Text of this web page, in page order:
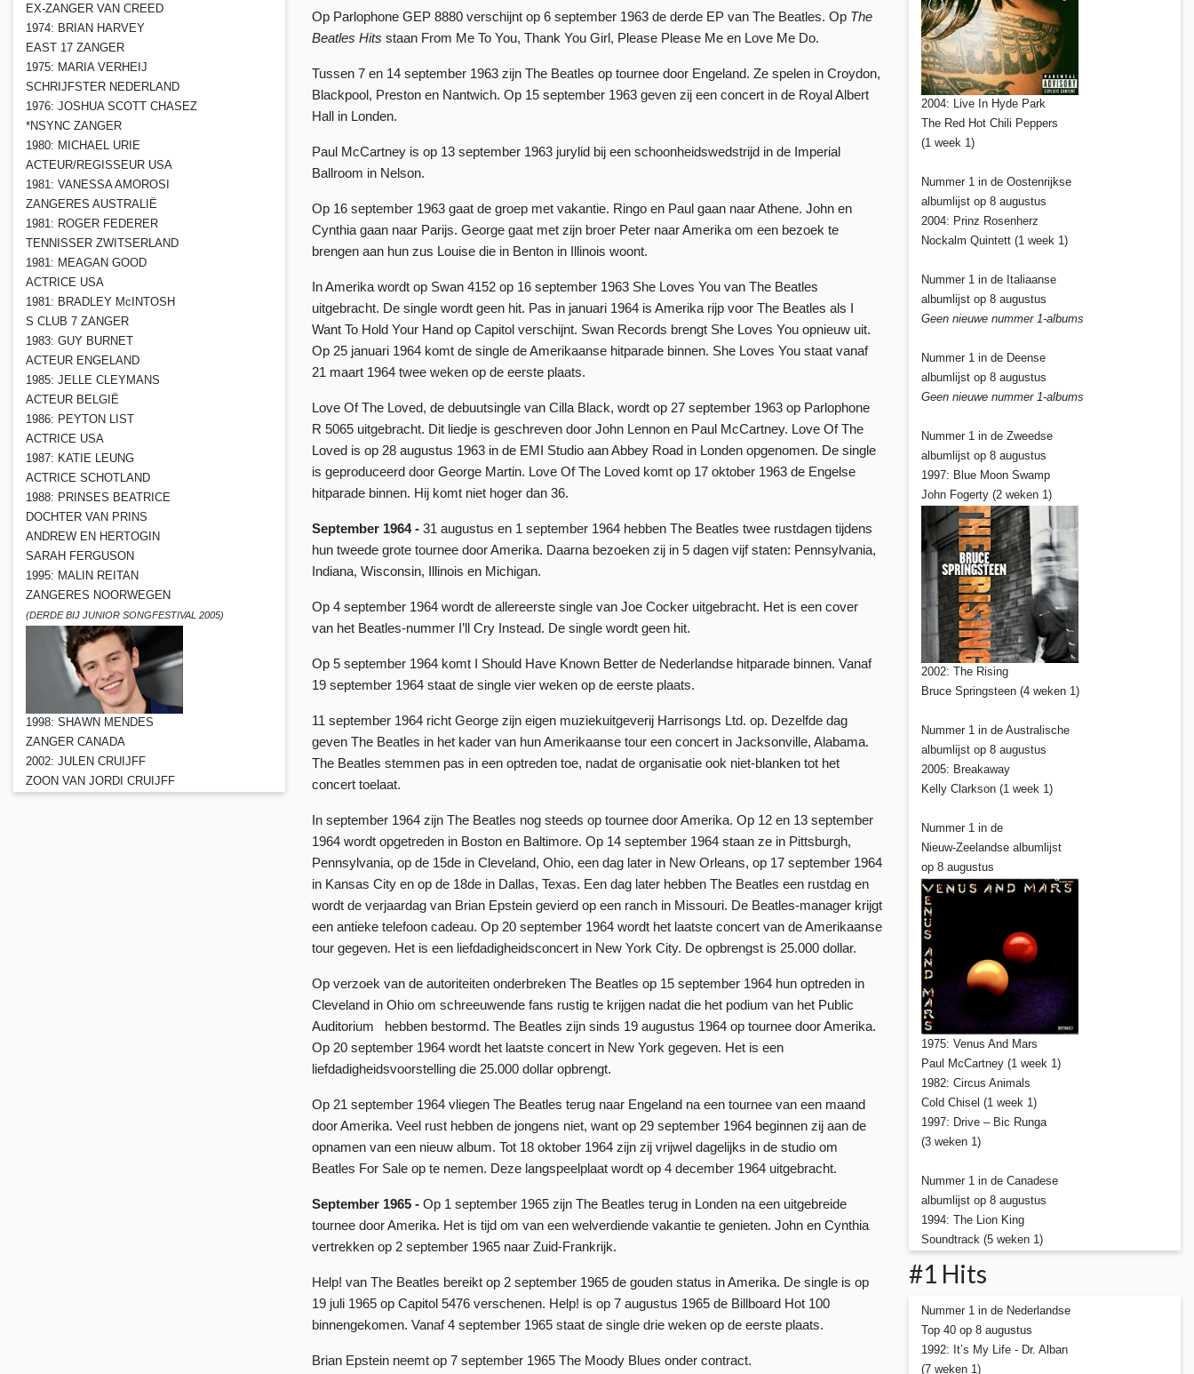
EX-ZANGER VAN CREED
1974: BRIAN HARVEY
EAST 17 ZANGER
1975: MARIA VERHEIJ
SCHRIJFSTER NEDERLAND
1976: JOSHUA SCOTT CHASEZ
*NSYNC ZANGER
1980: MICHAEL URIE
ACTEUR/REGISSEUR USA
1981: VANESSA AMOROSI
ZANGERES AUSTRALIË
1981: ROGER FEDERER
TENNISSER ZWITSERLAND
1981: MEAGAN GOOD
ACTRICE USA
1981: BRADLEY McINTOSH
S CLUB 7 ZANGER
1983: GUY BURNET
ACTEUR ENGELAND
1985: JELLE CLEYMANS
ACTEUR BELGIË
1986: PEYTON LIST
ACTRICE USA
1987: KATIE LEUNG
ACTRICE SCHOTLAND
1988: PRINSES BEATRICE
DOCHTER VAN PRINS
ANDREW EN HERTOGIN
SARAH FERGUSON
1995: MALIN REITAN
ZANGERES NOORWEGEN
(DERDE BIJ JUNIOR SONGFESTIVAL 2005)
1998: SHAWN MENDES
ZANGER CANADA
2002: JULEN CRUIJFF
ZOON VAN JORDI CRUIJFF
Op Parlophone GEP 8880 verschijnt op 6 september 1963 de derde EP van The Beatles. Op The
Beatles Hits staan From Me To You, Thank You Girl, Please Please Me en Love Me Do.
Tussen 7 en 14 september 1963 zijn The Beatles op tournee door Engeland. Ze spelen in Croydon,
Blackpool, Preston en Nantwich. Op 15 september 1963 geven zij een concert in de Royal Albert
Hall in Londen.
Paul McCartney is op 13 september 1963 jurylid bij een schoonheidswedstrijd in de Imperial
Ballroom in Nelson.
Op 16 september 1963 gaat de groep met vakantie. Ringo en Paul gaan naar Athene. John en
Cynthia gaan naar Parijs. George gaat met zijn broer Peter naar Amerika om een bezoek te
brengen aan hun zus Louise die in Benton in Illinois woont.
In Amerika wordt op Swan 4152 op 16 september 1963 She Loves You van The Beatles
uitgebracht. De single wordt geen hit. Pas in januari 1964 is Amerika rijp voor The Beatles als I
Want To Hold Your Hand op Capitol verschijnt. Swan Records brengt She Loves You opnieuw uit.
Op 25 januari 1964 komt de single de Amerikaanse hitparade binnen. She Loves You staat vanaf
21 maart 1964 twee weken op de eerste plaats.
Love Of The Loved, de debuutsingle van Cilla Black, wordt op 27 september 1963 op Parlophone
R 5065 uitgebracht. Dit liedje is geschreven door John Lennon en Paul McCartney. Love Of The
Loved is op 28 augustus 1963 in de EMI Studio aan Abbey Road in Londen opgenomen. De single
is geproduceerd door George Martin. Love Of The Loved komt op 17 oktober 1963 de Engelse
hitparade binnen. Hij komt niet hoger dan 36.
September 1964 - 31 augustus en 1 september 1964 hebben The Beatles twee rustdagen tijdens
hun tweede grote tournee door Amerika. Daarna bezoeken zij in 5 dagen vijf staten: Pennsylvania,
Indiana, Wisconsin, Illinois en Michigan.
Op 4 september 1964 wordt de allereerste single van Joe Cocker uitgebracht. Het is een cover
van het Beatles-nummer I’ll Cry Instead. De single wordt geen hit.
Op 5 september 1964 komt I Should Have Known Better de Nederlandse hitparade binnen. Vanaf
19 september 1964 staat de single vier weken op de eerste plaats.
11 september 1964 richt George zijn eigen muziekuitgeverij Harrisongs Ltd. op. Dezelfde dag
geven The Beatles in het kader van hun Amerikaanse tour een concert in Jacksonville, Alabama.
The Beatles stemmen pas in een optreden toe, nadat de organisatie ook niet-blanken tot het
concert toelaat.
In september 1964 zijn The Beatles nog steeds op tournee door Amerika. Op 12 en 13 september
1964 wordt opgetreden in Boston en Baltimore. Op 14 september 1964 staan ze in Pittsburgh,
Pennsylvania, op de 15de in Cleveland, Ohio, een dag later in New Orleans, op 17 september 1964
in Kansas City en op de 18de in Dallas, Texas. Een dag later hebben The Beatles een rustdag en
wordt de verjaardag van Brian Epstein gevierd op een ranch in Missouri. De Beatles-manager krijgt
een antieke telefoon cadeau. Op 20 september 1964 wordt het laatste concert van de Amerikaanse
tour gegeven. Het is een liefdadigheidsconcert in New York City. De opbrengst is 25.000 dollar.
Op verzoek van de autoriteiten onderbreken The Beatles op 15 september 1964 hun optreden in
Cleveland in Ohio om schreeuwende fans rustig te krijgen nadat die het podium van het Public
Auditorium hebben bestormd. The Beatles zijn sinds 19 augustus 1964 op tournee door Amerika.
Op 20 september 1964 wordt het laatste concert in New York gegeven. Het is een
liefdadigheidsvoorstelling die 25.000 dollar opbrengt.
Op 21 september 1964 vliegen The Beatles terug naar Engeland na een tournee van een maand
door Amerika. Veel rust hebben de jongens niet, want op 29 september 1964 beginnen zij aan de
opnamen van een nieuw album. Tot 18 oktober 1964 zijn zij vrijwel dagelijks in de stu­dio om
Beatles For Sale op te nemen. Deze langspeelplaat wordt op 4 december 1964 uitgebracht.
September 1965 - Op 1 september 1965 zijn The Beatles terug in Londen na een uitgebreide
tournee door Amerika. Het is tijd om van een welverdiende vakantie te genieten. John en Cynthia
vertrekken op 2 september 1965 naar Zuid-Frank­rijk.
Help! van The Beatles bereikt op 2 september 1965 de gouden status in Amerika. De single is op
19 juli 1965 op Capitol 5476 verschenen. Help! is op 7 augustus 1965 de Billboard Hot 100
binnengekomen. Vanaf 4 september 1965 staat de single drie weken op de eerste plaats.
Brian Epstein neemt op 7 september 1965 The Moody Blues onder contract.
2004: Live In Hyde Park
The Red Hot Chili Peppers
(1 week 1)
Nummer 1 in de Oostenrijkse
albumlijst op 8 augustus
2004: Prinz Rosenherz
Nockalm Quintett (1 week 1)
Nummer 1 in de Italiaanse
albumlijst op 8 augustus
Geen nieuwe nummer 1-albums
Nummer 1 in de Deense
albumlijst op 8 augustus
Geen nieuwe nummer 1-albums
Nummer 1 in de Zweedse
albumlijst op 8 augustus
1997: Blue Moon Swamp
John Fogerty (2 weken 1)
2002: The Rising
Bruce Springsteen (4 weken 1)
Nummer 1 in de Australische
albumlijst op 8 augustus
2005: Breakaway
Kelly Clarkson (1 week 1)
Nummer 1 in de
Nieuw-Zeelandse albumlijst
op 8 augustus
1975: Venus And Mars
Paul McCartney (1 week 1)
1982: Circus Animals
Cold Chisel (1 week 1)
1997: Drive – Bic Runga
(3 weken 1)
Nummer 1 in de Canadese
albumlijst op 8 augustus
1994: The Lion King
Soundtrack (5 weken 1)
#1 Hits
Nummer 1 in de Nederlandse
Top 40 op 8 augustus
1992: It’s My Life - Dr. Alban
(7 weken 1)